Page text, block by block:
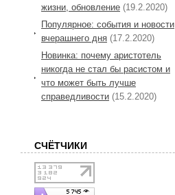
жизни, обновление (19.2.2020)
Популярное: события и новости
вчерашнего дня (17.2.2020)
Новинка: почему аристотель
никогда не стал бы расистом и
что может быть лучше
справедливости (15.2.2020)
СЧЁТЧИКИ